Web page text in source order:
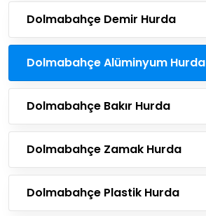
Dolmabahçe Demir Hurda
Dolmabahçe Alüminyum Hurda
Dolmabahçe Bakır Hurda
Dolmabahçe Zamak Hurda
Dolmabahçe Plastik Hurda